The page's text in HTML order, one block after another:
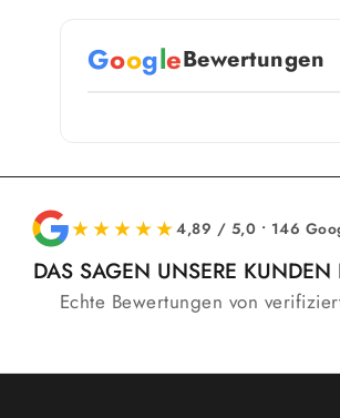
GoogleBewertungen
★★★★★4,89 / 5,0 • 146
DAS SAGEN UNSERE
Echte Bewertungen von